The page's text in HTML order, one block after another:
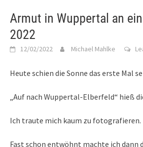
Armut in Wuppertal an
2022
12/02/2022 Michael Mahlke
Heute schien die Sonne das erste Mal
„Auf nach Wuppertal-Elberfeld“ hieß
Ich traute mich kaum zu fotografieren.
Fast schon entwöhnt machte ich dann